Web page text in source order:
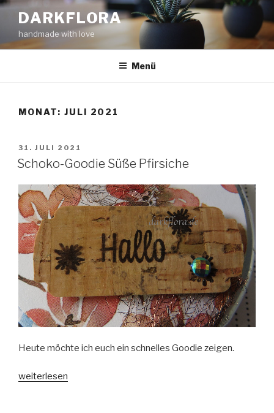
Zum
Inhalt
springen
DARKFLORA
handmade with love
Menü
MONAT: JULI 2021
VERÖFFENTLICHT
AM
31. JULI 2021
Schoko-Goodie Süße Pfirsiche
Heute möchte ich euch ein schnelles Goodie zeigen.
„Schoko-
weiterlesen